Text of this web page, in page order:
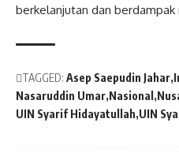
berkelanjutan dan berdampak
TAGGED: Asep Saepudin Jahar
Nasaruddin Umar Nasional
UIN Syarif Hidayatullah UIN